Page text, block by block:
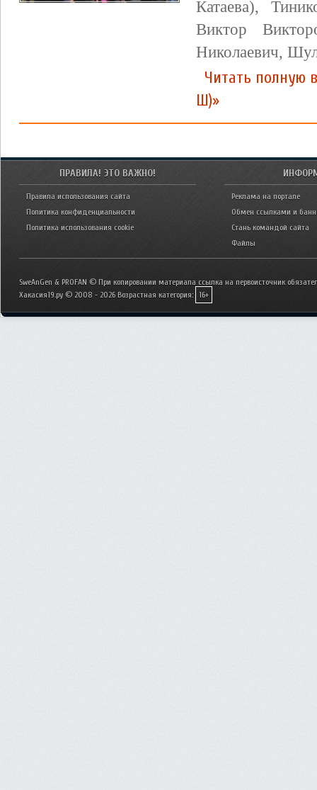
Катаева),
Виктор
Николаевич,
Читать полную
Ш)»
ПРАВИЛА! ЭТО ВАЖНО!
Правила использования сайта
Политика конфиденциальности
Политика использования cookie
Реклама на портале
Обмен ссылками и
Стань командой сайта
Файлы
SweAnGen & PROFAN © При копировании материала ссылка на первоисточник
Хакасия19.ру © 2008 - 2026 Возрастная категория: 16+